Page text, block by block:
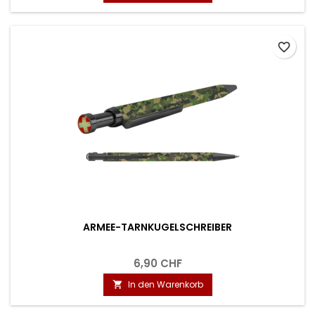
ARMEE-TARNKUGELSCHREIBER
6,90 CHF
 In den Warenkorb
favorite_border